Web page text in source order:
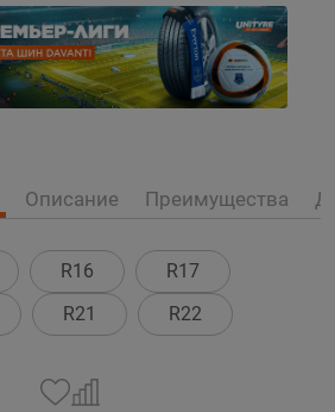
Описание Преимущества
R16
R17
R21 R22